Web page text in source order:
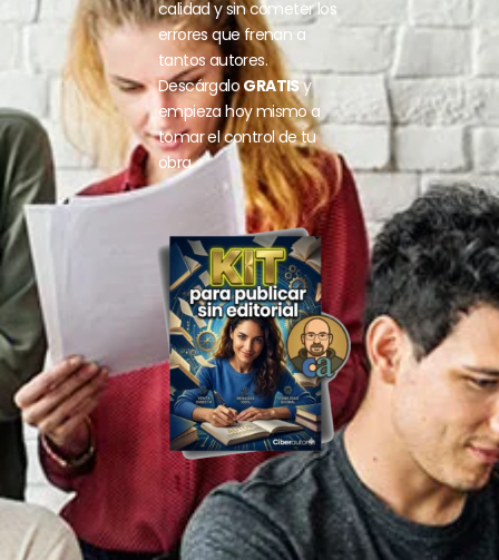
calidad y sin cometer los
errores que frenan a
tantos autores.
DescárgaloGRATISy
empieza hoy mismo a
tomar el control de tu
obra.